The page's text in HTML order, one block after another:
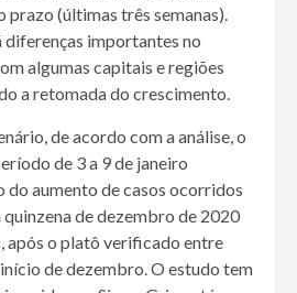
prazo (últimas três semanas).
diferenças importantes no
algumas capitais e regiões
a retomada do crescimento.
de acordo com a análise, o
de 3 a 9 de janeiro
do aumento de casos ocorridos
quinzena de dezembro de 2020
após o platô verificado entre
de dezembro. O estudo tem